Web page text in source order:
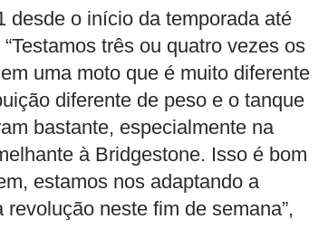
desde o início da temporada até
três ou quatro vezes os
uma moto que é muito diferente
diferente de peso e o tanque
bastante, especialmente na
à Bridgestone. Isso é bom
estamos nos adaptando a
neste fim de semana”,